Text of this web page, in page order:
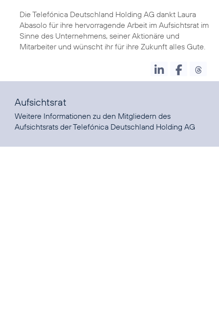
Die Telefónica Deutschland Holding AG dankt Laura
Abasolo für ihre hervorragende Arbeit im Aufsichtsrat im
Sinne des Unternehmens, seiner Aktionäre und
Mitarbeiter und wünscht ihr für ihre Zukunft alles Gute.
Aufsichtsrat
Weitere Informationen zu den Mitgliedern des
Aufsichtsrats der Telefónica Deutschland Holding AG